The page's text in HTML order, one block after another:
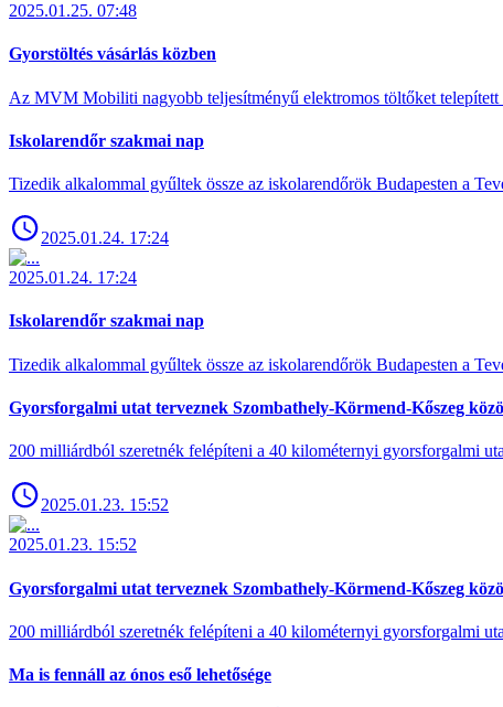
2025.01.25. 07:48
Gyorstöltés vásárlás közben
Az MVM Mobiliti nagyobb teljesítményű elektromos töltőket telepített
Iskolarendőr szakmai nap
Tizedik alkalommal gyűltek össze az iskolarendőrök Budapesten a
2025.01.24. 17:24
2025.01.24. 17:24
Iskolarendőr szakmai nap
Tizedik alkalommal gyűltek össze az iskolarendőrök Budapesten a
Gyorsforgalmi utat terveznek Szombathely-Körmend-Kőszeg
200 milliárdból szeretnék felépíteni a 40 kilométernyi gyorsforgalmi
2025.01.23. 15:52
2025.01.23. 15:52
Gyorsforgalmi utat terveznek Szombathely-Körmend-Kőszeg
200 milliárdból szeretnék felépíteni a 40 kilométernyi gyorsforgalmi
Ma is fennáll az ónos eső lehetősége